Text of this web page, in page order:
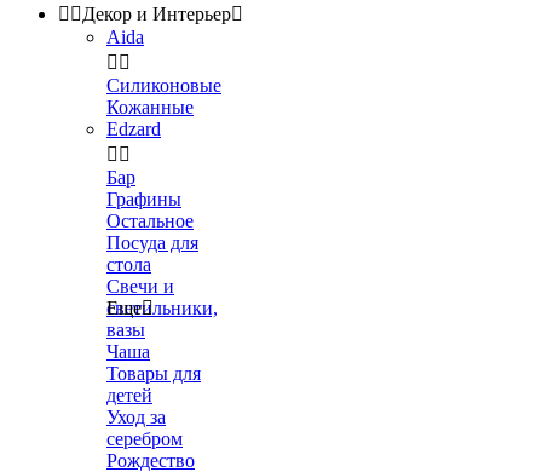
 Декор и Интерьер
Aida
 
Силиконовые
Кожанные
Edzard
 
Бар
Графины
Остальное
Посуда для
стола
Свечи и
светильники,
вазы
Чаша
Товары для
детей
Уход за
серебром
Рождество
Еще